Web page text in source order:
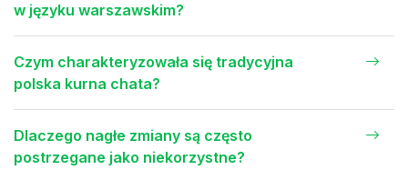
w języku warszawskim?
Czym charakteryzowała się tradycyjna
polska kurna chata?
Dlaczego nagłe zmiany są często
postrzegane jako niekorzystne?